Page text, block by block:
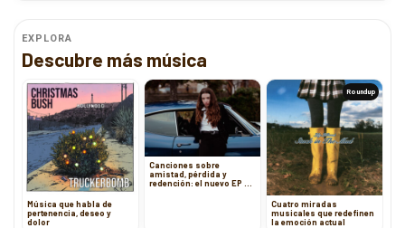
EXPLORA
Descubre más música
Música que habla de
pertenencia, deseo y
dolor
Canciones sobre
amistad, pérdida y
redención: el nuevo EP de
Roundup
Cuatro miradas
musicales que redefinen
la emoción actual